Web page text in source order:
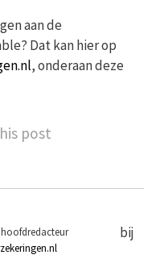
aan de
Dat kan hier op
, onderaan deze
post
bij